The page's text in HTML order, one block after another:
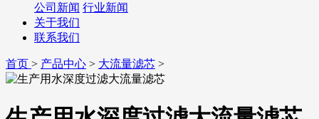
公司新闻 行业新闻
关于我们
联系我们
首页 > 产品中心 > 大流量滤芯 >